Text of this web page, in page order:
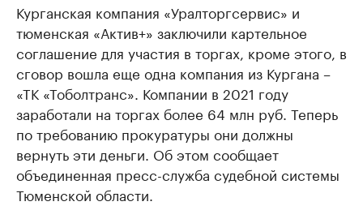
Курганская компания «Уралторгсервис» и
тюменская «Актив+» заключили картельное
соглашение для участия в торгах, кроме этого, в
сговор вошла еще одна компания из Кургана –
«ТК «Тоболтранс». Компании в 2021 году
заработали на торгах более 64 млн руб. Теперь
по требованию прокуратуры они должны
вернуть эти деньги. Об этом сообщает
объединенная пресс-служба судебной системы
Тюменской области.